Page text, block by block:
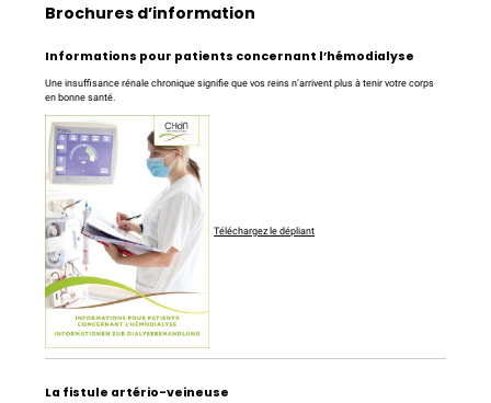
Brochures d’information
Informations pour patients concernant l’hémodialyse
Une insuffisance rénale chronique signifie que vos reins n’arrivent plus à tenir votre corps
en bonne santé.
Téléchargez le dépliant
La fistule artério-veineuse